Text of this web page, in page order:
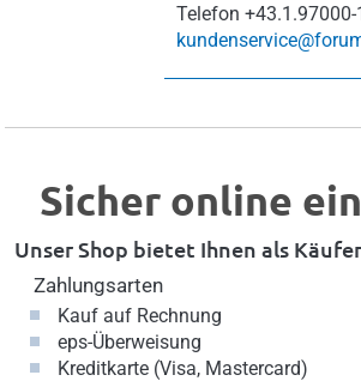
Telefon +43.1.97000-
Sicher online
Unser Shop bietet Ihnen als
Zahlungsarten
Kauf auf Rechnung
eps-Überweisung
Kreditkarte (Visa, Mastercard)